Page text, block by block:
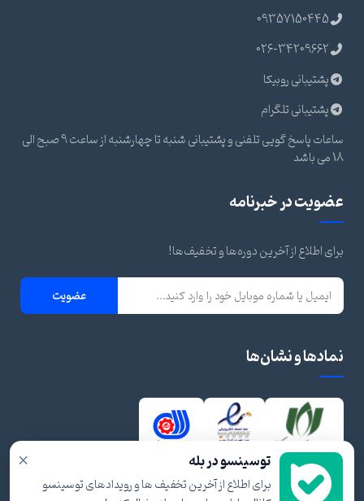
09357150445
026-34209662
پشتیبانی روبیکا
پشتیبانی تلگرام
ساعات پاسخ گویی تلفنی و پشتیبانی شنبه تا چهارشنبه از ساعت 9 صبح الی
18 می باشد
عضویت در خبرنامه
برای اطلاع از آخرین دوره‌ها و تخفیف‌ها!
عضویت
نمادها و نشان‌ها
× توسینسو در بله
برای اطلاع از آخرین تخفیف ها و رویدادهای توسینسو